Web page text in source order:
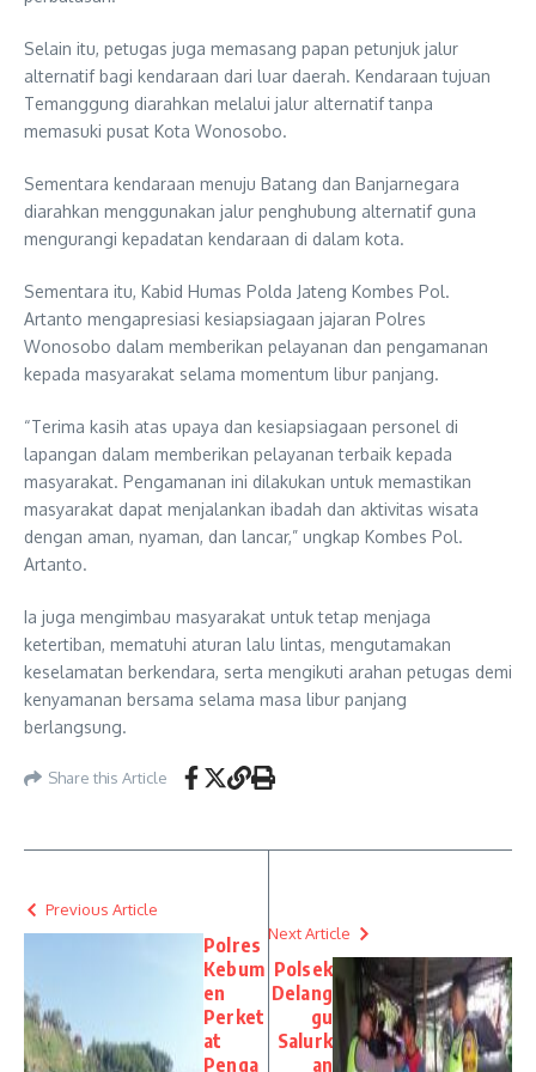
Selain itu, petugas juga memasang papan petunjuk jalur
alternatif bagi kendaraan dari luar daerah. Kendaraan tujuan
Temanggung diarahkan melalui jalur alternatif tanpa
memasuki pusat Kota Wonosobo.
Sementara kendaraan menuju Batang dan Banjarnegara
diarahkan menggunakan jalur penghubung alternatif guna
mengurangi kepadatan kendaraan di dalam kota.
Sementara itu, Kabid Humas Polda Jateng Kombes Pol.
Artanto mengapresiasi kesiapsiagaan jajaran Polres
Wonosobo dalam memberikan pelayanan dan pengamanan
kepada masyarakat selama momentum libur panjang.
“Terima kasih atas upaya dan kesiapsiagaan personel di
lapangan dalam memberikan pelayanan terbaik kepada
masyarakat. Pengamanan ini dilakukan untuk memastikan
masyarakat dapat menjalankan ibadah dan aktivitas wisata
dengan aman, nyaman, dan lancar,” ungkap Kombes Pol.
Artanto.
Ia juga mengimbau masyarakat untuk tetap menjaga
ketertiban, mematuhi aturan lalu lintas, mengutamakan
keselamatan berkendara, serta mengikuti arahan petugas demi
kenyamanan bersama selama masa libur panjang
berlangsung.
Share this Article
Previous Article
Polres
Kebum
en
Perket
at
Penga
Next Article
Polsek
Delang
gu
Salurk
an